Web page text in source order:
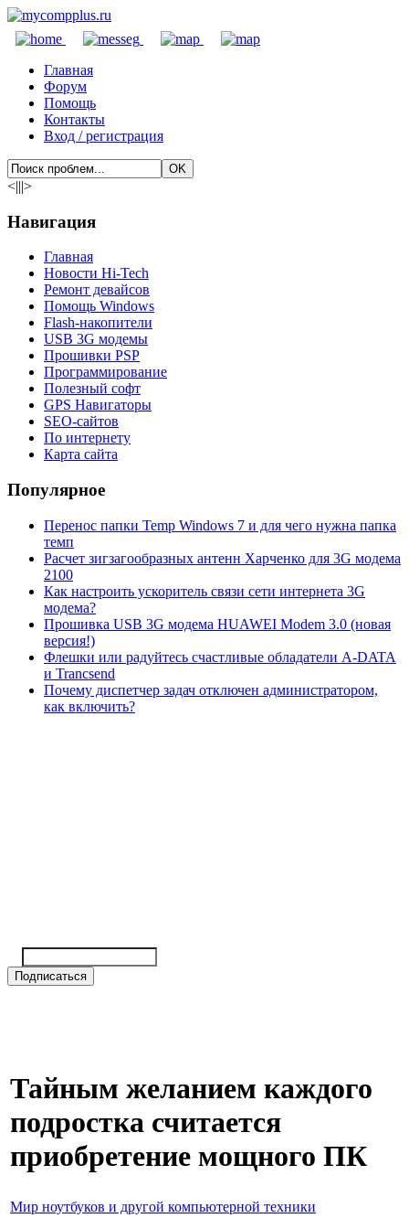
Главная
Форум
Помощь
Контакты
Вход / регистрация
<|||>
Навигация
Главная
Новости Hi-Tech
Ремонт девайсов
Помощь Windows
Flash-накопители
USB 3G модемы
Прошивки PSP
Программирование
Полезный софт
GPS Навигаторы
SEO-сайтов
По интернету
Карта сайта
Популярное
Перенос папки Temp Windows 7 и для чего нужна папка
темп
Расчет зигзагообразных антенн Харченко для 3G модема
2100
Как настроить ускоритель связи сети интернета 3G
модема?
Прошивка USB 3G модема HUAWEI Modem 3.0 (новая
версия!)
Флешки или радуйтесь счастливые обладатели A-DATA
и Trancsend
Почему диспетчер задач отключен администратором,
как включить?
Тайным желанием каждого
подростка считается
приобретение мощного ПК
Мир ноутбуков и другой компьютерной техники